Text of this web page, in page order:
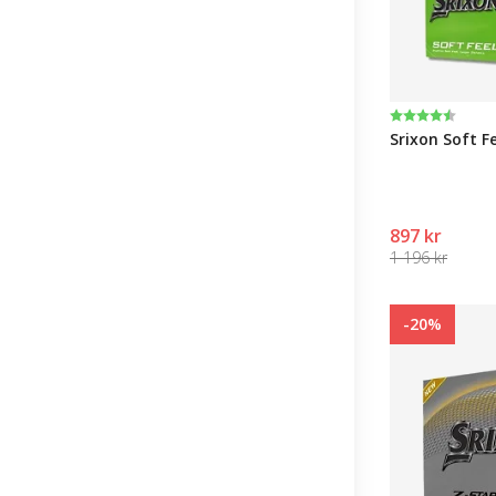
Karakter:
4.4 av 5
Srixon Soft
897 kr
1 196 kr
-20%